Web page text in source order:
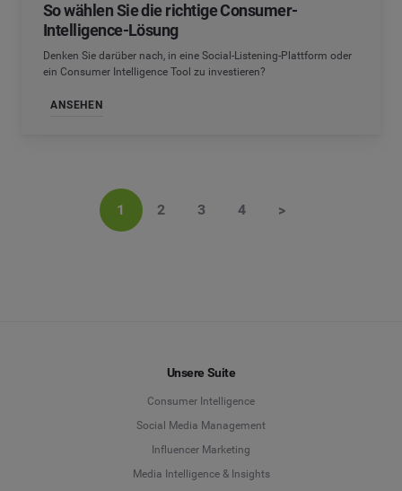
So wählen Sie die richtige Consumer-
Intelligence-Lösung
Denken Sie darüber nach, in eine Social-Listening-Plattform oder
ein Consumer Intelligence Tool zu investieren?
ANSEHEN
1 2 3 4 >
Unsere Suite
Consumer Intelligence
Social Media Management
Influencer Marketing
Media Intelligence & Insights